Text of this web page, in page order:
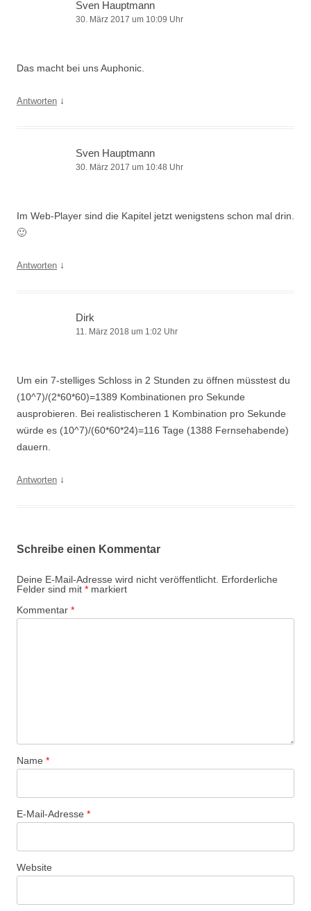
Sven Hauptmann
30. März 2017 um 10:09 Uhr
Das macht bei uns Auphonic.
Antworten ↓
Sven Hauptmann
30. März 2017 um 10:48 Uhr
Im Web-Player sind die Kapitel jetzt wenigstens schon mal drin.
🙂
Antworten ↓
Dirk
11. März 2018 um 1:02 Uhr
Um ein 7-stelliges Schloss in 2 Stunden zu öffnen müsstest du
(10^7)/(2*60*60)=1389 Kombinationen pro Sekunde
ausprobieren. Bei realistischeren 1 Kombination pro Sekunde
würde es (10^7)/(60*60*24)=116 Tage (1388 Fernsehabende)
dauern.
Antworten ↓
Schreibe einen Kommentar
Deine E-Mail-Adresse wird nicht veröffentlicht. Erforderliche
Felder sind mit * markiert
Kommentar *
Name *
E-Mail-Adresse *
Website